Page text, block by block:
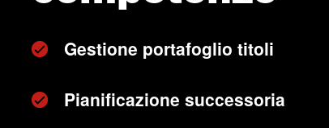
Gestione portafoglio titoli
Pianificazione successoria